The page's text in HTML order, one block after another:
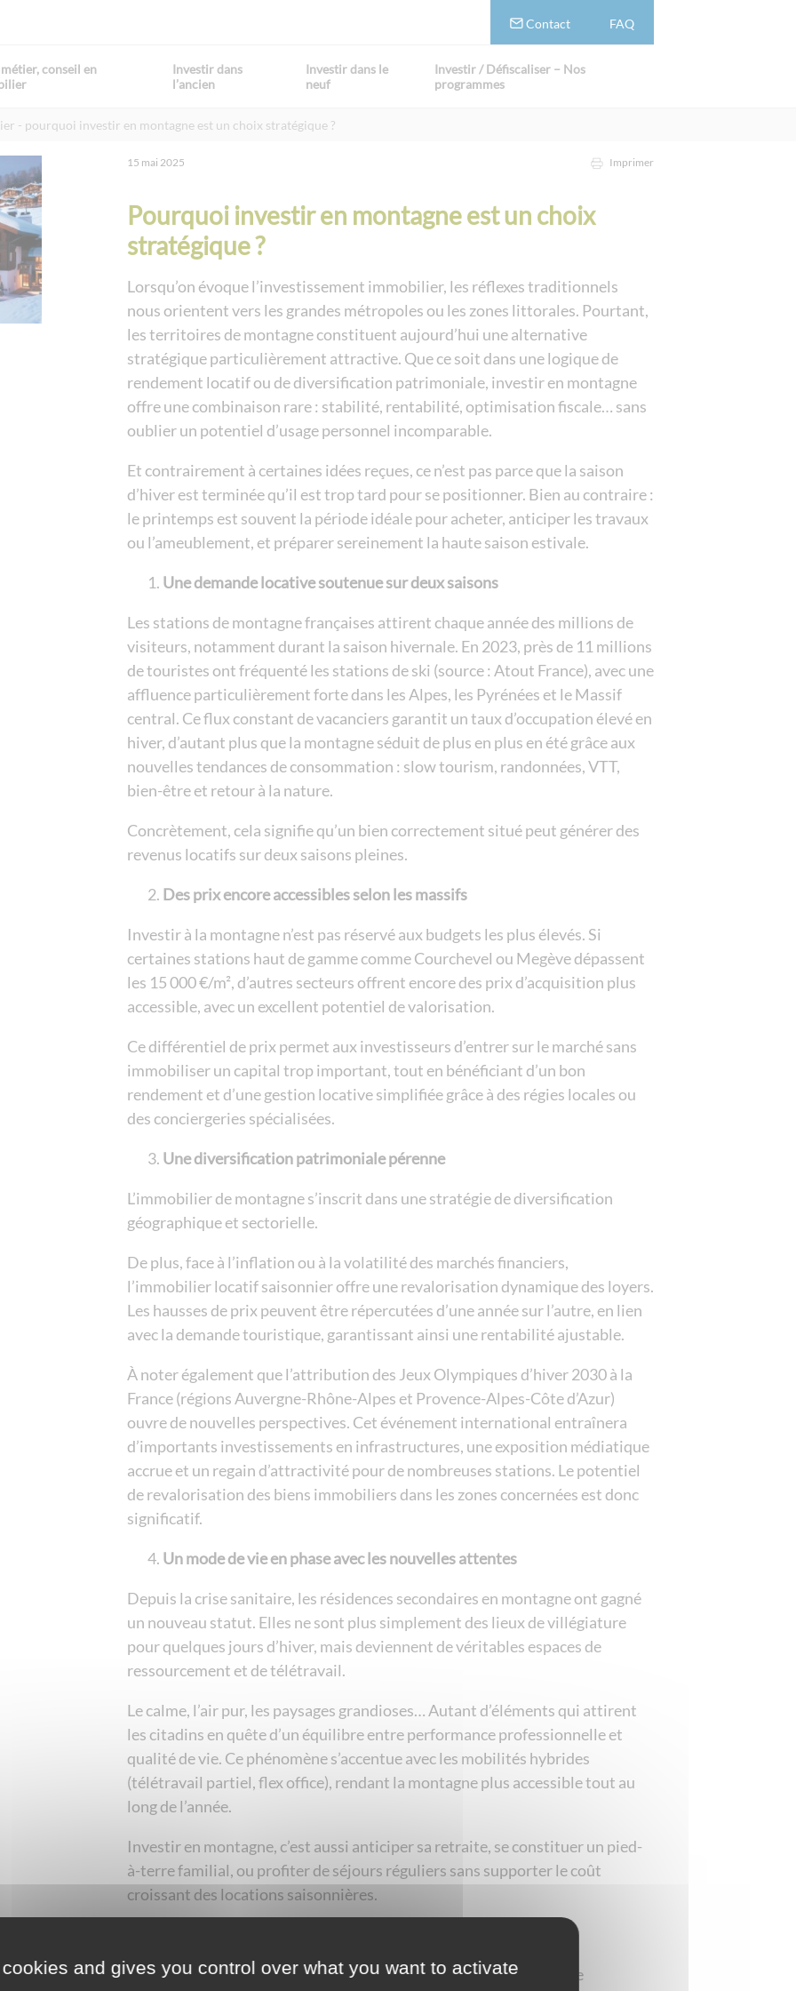
Contact FAQ
conseil en
Investir dans
l’ancien
Investir dans le
neuf
Investir / Défiscaliser – Nos
programmes
pourquoi investir en montagne est un choix stratégique ?
15 mai 2025 Imprimer
Pourquoi investir en montagne est un choix
stratégique ?
Lorsqu’on évoque l’investissement immobilier, les réflexes traditionnels
nous orientent vers les grandes métropoles ou les zones littorales. Pourtant,
les territoires de montagne constituent aujourd’hui une alternative
stratégique particulièrement attractive. Que ce soit dans une logique de
rendement locatif ou de diversification patrimoniale, investir en montagne
offre une combinaison rare : stabilité, rentabilité, optimisation fiscale… sans
oublier un potentiel d’usage personnel incomparable.
Et contrairement à certaines idées reçues, ce n’est pas parce que la saison
d’hiver est terminée qu’il est trop tard pour se positionner. Bien au contraire :
le printemps est souvent la période idéale pour acheter, anticiper les travaux
ou l’ameublement, et préparer sereinement la haute saison estivale.
Une demande locative soutenue sur deux saisons
Les stations de montagne françaises attirent chaque année des millions de
visiteurs, notamment durant la saison hivernale. En 2023, près de 11 millions
de touristes ont fréquenté les stations de ski (source : Atout France), avec une
affluence particulièrement forte dans les Alpes, les Pyrénées et le Massif
central. Ce flux constant de vacanciers garantit un taux d’occupation élevé en
hiver, d’autant plus que la montagne séduit de plus en plus en été grâce aux
nouvelles tendances de consommation : slow tourism, randonnées, VTT,
bien-être et retour à la nature.
Concrètement, cela signifie qu’un bien correctement situé peut générer des
revenus locatifs sur deux saisons pleines.
Des prix encore accessibles selon les massifs
Investir à la montagne n’est pas réservé aux budgets les plus élevés. Si
certaines stations haut de gamme comme Courchevel ou Megève dépassent
les 15 000 €/m², d’autres secteurs offrent encore des prix d’acquisition plus
accessible, avec un excellent potentiel de valorisation.
Ce différentiel de prix permet aux investisseurs d’entrer sur le marché sans
immobiliser un capital trop important, tout en bénéficiant d’un bon
rendement et d’une gestion locative simplifiée grâce à des régies locales ou
des conciergeries spécialisées.
Une diversification patrimoniale pérenne
L’immobilier de montagne s’inscrit dans une stratégie de diversification
géographique et sectorielle.
De plus, face à l’inflation ou à la volatilité des marchés financiers,
l’immobilier locatif saisonnier offre une revalorisation dynamique des loyers.
Les hausses de prix peuvent être répercutées d’une année sur l’autre, en lien
avec la demande touristique, garantissant ainsi une rentabilité ajustable.
À noter également que l’attribution des Jeux Olympiques d’hiver 2030 à la
France (régions Auvergne-Rhône-Alpes et Provence-Alpes-Côte d’Azur)
ouvre de nouvelles perspectives. Cet événement international entraînera
d’importants investissements en infrastructures, une exposition médiatique
accrue et un regain d’attractivité pour de nombreuses stations. Le potentiel
de revalorisation des biens immobiliers dans les zones concernées est donc
significatif.
Un mode de vie en phase avec les nouvelles attentes
Depuis la crise sanitaire, les résidences secondaires en montagne ont gagné
un nouveau statut. Elles ne sont plus simplement des lieux de villégiature
pour quelques jours d’hiver, mais deviennent de véritables espaces de
ressourcement et de télétravail.
Le calme, l’air pur, les paysages grandioses… Autant d’éléments qui attirent
les citadins en quête d’un équilibre entre performance professionnelle et
qualité de vie. Ce phénomène s’accentue avec les mobilités hybrides
(télétravail partiel, flex office), rendant la montagne plus accessible tout au
long de l’année.
Investir en montagne, c’est aussi anticiper sa retraite, se constituer un pied-
à-terre familial, ou profiter de séjours réguliers sans supporter le coût
croissant des locations saisonnières.
L’immobilier de montagne s’insère parfaitement dans une stratégie
and gives you control over what you want to activate